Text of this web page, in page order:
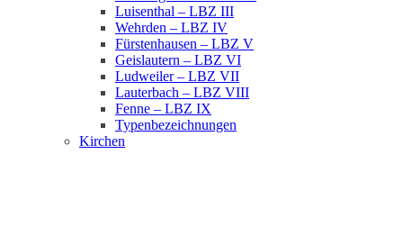
Luisenthal – LBZ III
Wehrden – LBZ IV
Fürstenhausen – LBZ V
Geislautern – LBZ VI
Ludweiler – LBZ VII
Lauterbach – LBZ VIII
Fenne – LBZ IX
Typenbezeichnungen
Kirchen